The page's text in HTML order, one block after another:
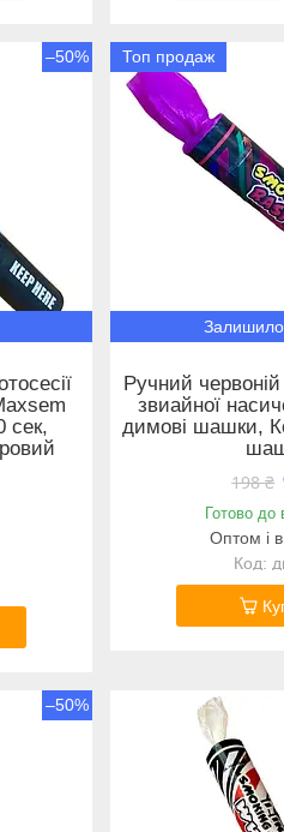
–50%
сек,
Топ продаж
Ручний
звиайної
димові шашки,
198 ₴
Готово до
Оптом і
–50%